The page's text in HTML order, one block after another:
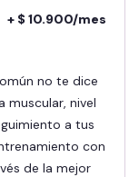
+ $ 10.900/mes
muscular, nivel
a tus
con
de la mejor